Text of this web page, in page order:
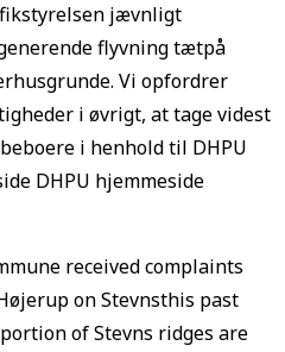
jævnligt
flyvning tætpå
Vi opfordrer
i øvrigt, at tage videst
i henhold til DHPU
DHPU hjemmeside
received complaints
on Stevnsthis past
of Stevns ridges are